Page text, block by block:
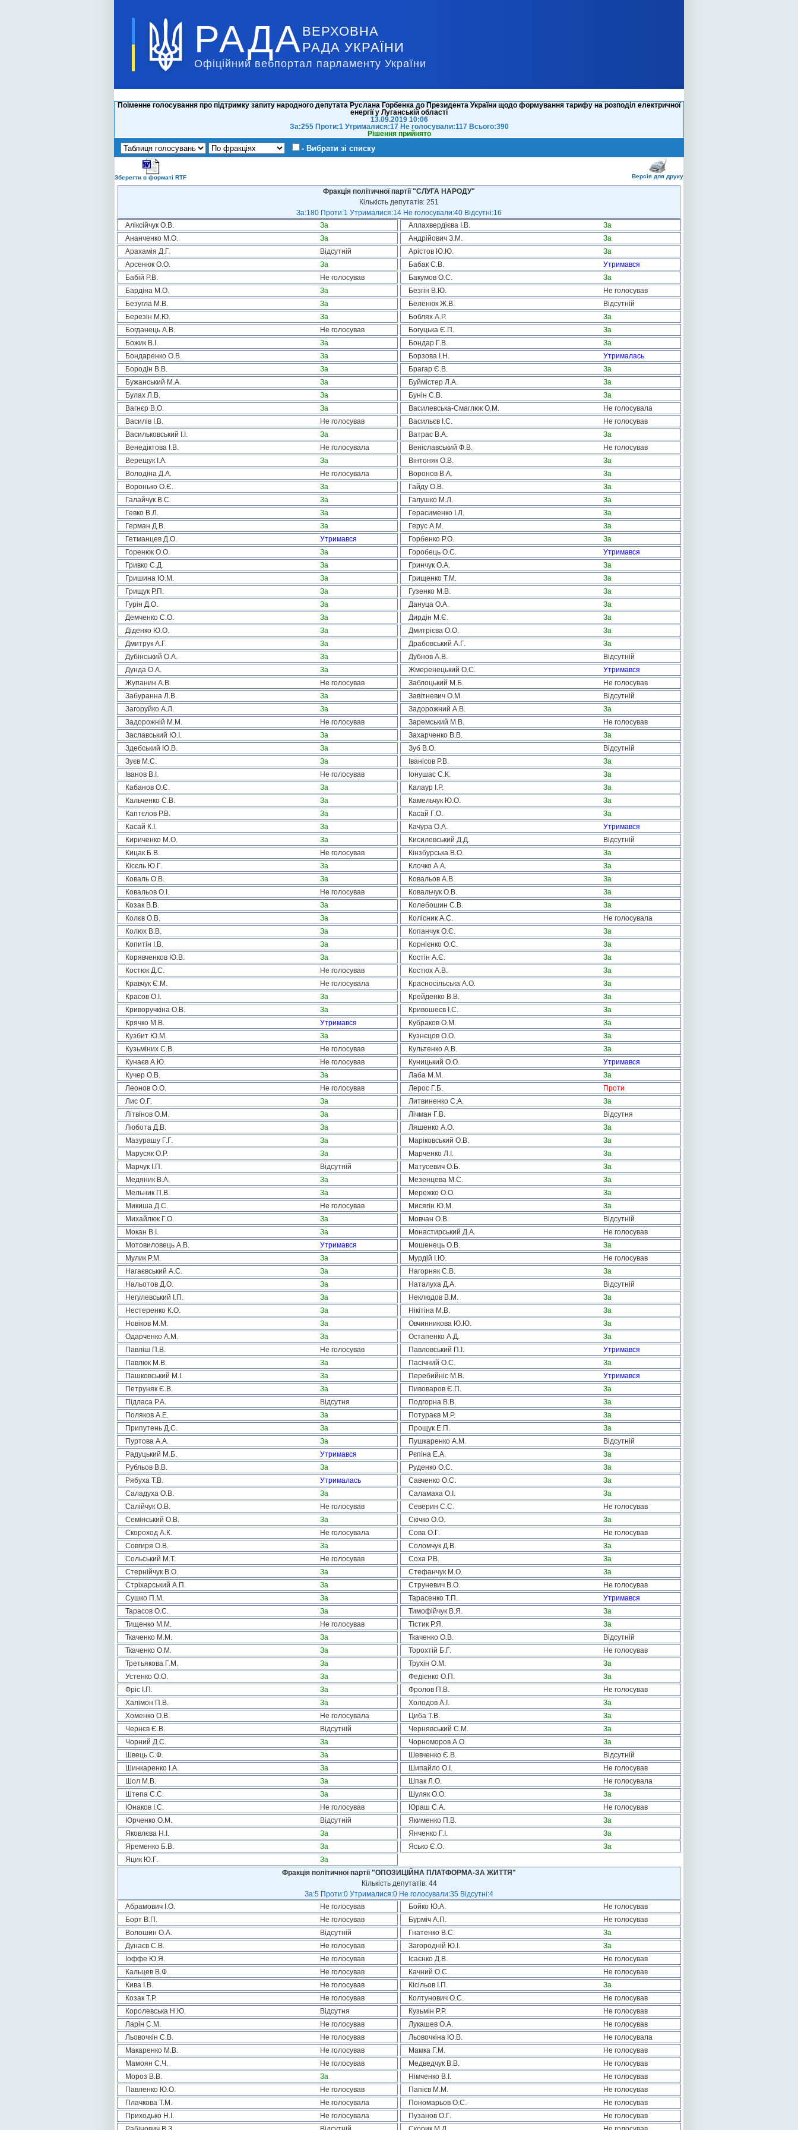
РАДА ВЕРХОВНА
РАДА УКРАЇНИ
Офіційний вебпортал парламенту України
Поіменне голосування про підтримку запиту народного депутата Руслана Горбенка до Президента України щодо формування тарифу на розподіл електричної
енергії у Луганській області
13.09.2019 10:06
За:255 Проти:1 Утрималися:17 Не голосували:117 Всього:390
Рішення прийнято
- Вибрати зі списку
Зберегти в форматі RTF Версія для друку
Фракція політичної партії "СЛУГА НАРОДУ"
Кількість депутатів: 251
За:180 Проти:1 Утрималися:14 Не голосували:40 Відсутні:16
Аліксійчук О.В.
За Аллахвердієва І.В.
За
Ананченко М.О.
За Андрійович З.М.
За
Арахамія Д.Г.
Відсутній Арістов Ю.Ю.
За
Арсенюк О.О.
За Бабак С.В.
Утримався
Бабій Р.В.
Не голосував Бакумов О.С.
За
Бардіна М.О.
За Безгін В.Ю.
Не голосував
Безугла М.В.
За Беленюк Ж.В.
Відсутній
Березін М.Ю.
За Боблях А.Р.
За
Богданець А.В.
Не голосував Богуцька Є.П.
За
Божик В.І.
За Бондар Г.В.
За
Бондаренко О.В.
За Борзова І.Н.
Утрималась
Бородін В.В.
За Брагар Є.В.
За
Бужанський М.А.
За Буймістер Л.А.
За
Булах Л.В.
За Бунін С.В.
За
Вагнєр В.О.
За Василевська-Смаглюк О.М.
Не голосувала
Василів І.В.
Не голосував Васильєв І.С.
Не голосував
Васильковський І.І.
За Ватрас В.А.
За
Венедіктова І.В.
Не голосувала Веніславський Ф.В.
Не голосував
Верещук І.А.
За Вінтоняк О.В.
За
Володіна Д.А.
Не голосувала Воронов В.А.
За
Воронько О.Є.
За Гайду О.В.
За
Галайчук В.С.
За Галушко М.Л.
За
Гевко В.Л.
За Герасименко І.Л.
За
Герман Д.В.
За Герус А.М.
За
Гетманцев Д.О.
Утримався Горбенко Р.О.
За
Горенюк О.О.
За Горобець О.С.
Утримався
Гривко С.Д.
За Гринчук О.А.
За
Гришина Ю.М.
За Грищенко Т.М.
За
Грищук Р.П.
За Гузенко М.В.
За
Гурін Д.О.
За Дануца О.А.
За
Демченко С.О.
За Дирдін М.Є.
За
Діденко Ю.О.
За Дмитрієва О.О.
За
Дмитрук А.Г.
За Драбовський А.Г.
За
Дубінський О.А.
За Дубнов А.В.
Відсутній
Дунда О.А.
За Жмеренецький О.С.
Утримався
Жупанин А.В.
Не голосував Заблоцький М.Б.
Не голосував
Забуранна Л.В.
За Завітневич О.М.
Відсутній
Загоруйко А.Л.
За Задорожний А.В.
За
Задорожній М.М.
Не голосував Заремський М.В.
Не голосував
Заславський Ю.І.
За Захарченко В.В.
За
Здебський Ю.В.
За Зуб В.О.
Відсутній
Зуєв М.С.
За Іванісов Р.В.
За
Іванов В.І.
Не голосував Іонушас С.К.
За
Кабанов О.Є.
За Калаур І.Р.
За
Кальченко С.В.
За Камельчук Ю.О.
За
Каптєлов Р.В.
За Касай Г.О.
За
Касай К.І.
За Качура О.А.
Утримався
Кириченко М.О.
За Кисилевський Д.Д.
Відсутній
Кицак Б.В.
Не голосував Кінзбурська В.О.
За
Кісєль Ю.Г.
За Клочко А.А.
За
Коваль О.В.
За Ковальов А.В.
За
Ковальов О.І.
Не голосував Ковальчук О.В.
За
Козак В.В.
За Колебошин С.В.
За
Колєв О.В.
За Колісник А.С.
Не голосувала
Колюх В.В.
За Копанчук О.Є.
За
Копитін І.В.
За Корнієнко О.С.
За
Корявченков Ю.В.
За Костін А.Є.
За
Костюк Д.С.
Не голосував Костюх А.В.
За
Кравчук Є.М.
Не голосувала Красносільська А.О.
За
Красов О.І.
За Крейденко В.В.
За
Криворучкіна О.В.
За Кривошеєв І.С.
За
Крячко М.В.
Утримався Кубраков О.М.
За
Кузбит Ю.М.
За Кузнєцов О.О.
За
Кузьміних С.В.
Не голосував Культенко А.В.
За
Кунаєв А.Ю.
Не голосував Куницький О.О.
Утримався
Кучер О.В.
За Лаба М.М.
За
Леонов О.О.
Не голосував Лерос Г.Б.
Проти
Лис О.Г.
За Литвиненко С.А.
За
Літвінов О.М.
За Лічман Г.В.
Відсутня
Любота Д.В.
За Ляшенко А.О.
За
Мазурашу Г.Г.
За Маріковський О.В.
За
Марусяк О.Р.
За Марченко Л.І.
За
Марчук І.П.
Відсутній Матусевич О.Б.
За
Медяник В.А.
За Мезенцева М.С.
За
Мельник П.В.
За Мережко О.О.
За
Микиша Д.С.
Не голосував Мисягін Ю.М.
За
Михайлюк Г.О.
За Мовчан О.В.
Відсутній
Мокан В.І.
За Монастирський Д.А.
Не голосував
Мотовиловець А.В.
Утримався Мошенець О.В.
За
Мулик Р.М.
За Мурдій І.Ю.
Не голосував
Нагаєвський А.С.
За Нагорняк С.В.
За
Нальотов Д.О.
За Наталуха Д.А.
Відсутній
Негулевський І.П.
За Неклюдов В.М.
За
Нестеренко К.О.
За Нікітіна М.В.
За
Новіков М.М.
За Овчинникова Ю.Ю.
За
Одарченко А.М.
За Остапенко А.Д.
За
Павліш П.В.
Не голосував Павловський П.І.
Утримався
Павлюк М.В.
За Пасічний О.С.
За
Пашковський М.І.
За Перебийніс М.В.
Утримався
Петруняк Є.В.
За Пивоваров Є.П.
За
Підласа Р.А.
Відсутня Подгорна В.В.
За
Поляков А.Е.
За Потураєв М.Р.
За
Припутень Д.С.
За Прощук Е.П.
За
Пуртова А.А.
За Пушкаренко А.М.
Відсутній
Радуцький М.Б.
Утримався Рєпіна Е.А.
За
Рубльов В.В.
За Руденко О.С.
За
Рябуха Т.В.
Утрималась Савченко О.С.
За
Саладуха О.В.
За Саламаха О.І.
За
Салійчук О.В.
Не голосував Северин С.С.
Не голосував
Семінський О.В.
За Скічко О.О.
За
Скороход А.К.
Не голосувала Сова О.Г.
Не голосував
Совгиря О.В.
За Соломчук Д.В.
За
Сольський М.Т.
Не голосував Соха Р.В.
За
Стернійчук В.О.
За Стефанчук М.О.
За
Стріхарський А.П.
За Струневич В.О.
Не голосував
Сушко П.М.
За Тарасенко Т.П.
Утримався
Тарасов О.С.
За Тимофійчук В.Я.
За
Тищенко М.М.
Не голосував Тістик Р.Я.
За
Ткаченко М.М.
За Ткаченко О.В.
Відсутній
Ткаченко О.М.
За Торохтій Б.Г.
Не голосував
Третьякова Г.М.
За Трухін О.М.
За
Устенко О.О.
За Федієнко О.П.
За
Фріс І.П.
За Фролов П.В.
Не голосував
Халімон П.В.
За Холодов А.І.
За
Хоменко О.В.
Не голосувала Циба Т.В.
За
Чернєв Є.В.
Відсутній Чернявський С.М.
За
Чорний Д.С.
За Чорноморов А.О.
За
Швець С.Ф.
За Шевченко Є.В.
Відсутній
Шинкаренко І.А.
За Шипайло О.І.
Не голосував
Шол М.В.
За Шпак Л.О.
Не голосувала
Штепа С.С.
За Шуляк О.О.
За
Юнаков І.С.
Не голосував Юраш С.А.
Не голосував
Юрченко О.М.
Відсутній Якименко П.В.
За
Яковлєва Н.І.
За Янченко Г.І.
За
Яременко Б.В.
За Ясько Є.О.
За
Яцик Ю.Г.
За
Фракція політичної партії "ОПОЗИЦІЙНА ПЛАТФОРМА-ЗА ЖИТТЯ"
Кількість депутатів: 44
За:5 Проти:0 Утрималися:0 Не голосували:35 Відсутні:4
Абрамович І.О.
Не голосував Бойко Ю.А.
Не голосував
Борт В.П.
Не голосував Бурміч А.П.
Не голосував
Волошин О.А.
Відсутній Гнатенко В.С.
За
Дунаєв С.В.
Не голосував Загородній Ю.І.
За
Іоффе Ю.Я.
Не голосував Ісаєнко Д.В.
Не голосував
Кальцев В.Ф.
Не голосував Качний О.С.
Не голосував
Кива І.В.
Не голосував Кісільов І.П.
За
Козак Т.Р.
Не голосував Колтунович О.С.
Не голосував
Королевська Н.Ю.
Відсутня Кузьмін Р.Р.
Не голосував
Ларін С.М.
Не голосував Лукашев О.А.
Не голосував
Льовочкін С.В.
Не голосував Льовочкіна Ю.В.
Не голосувала
Макаренко М.В.
Не голосував Мамка Г.М.
Не голосував
Мамоян С.Ч.
Не голосував Медведчук В.В.
Не голосував
Мороз В.В.
За Німченко В.І.
Не голосував
Павленко Ю.О.
Не голосував Папієв М.М.
Не голосував
Плачкова Т.М.
Не голосувала Пономарьов О.С.
Не голосував
Приходько Н.І.
Не голосувала Пузанов О.Г.
Не голосував